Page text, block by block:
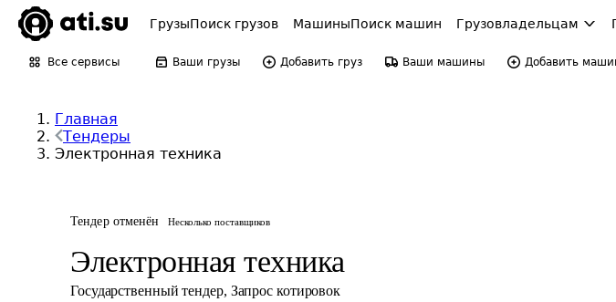
ГрузыПоиск грузов МашиныПоиск машин Грузовладельцам
Все сервисы Ваши грузы Добавить груз Ваши машины Добавить
Главная
Тендеры
Электронная техника
Тендер отменён Несколько поставщиков
Электронная техника
Государственный тендер, Запрос котировок